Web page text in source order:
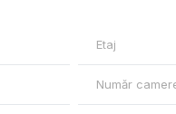
Etaj
Număr